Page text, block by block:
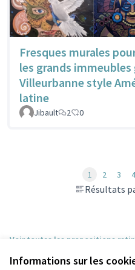
Informations sur les
Fresques murales
les grands immeubles
Villeurbanne style
latine
Jibault 2 0
Résultats
1 2 3 4
Voir toutes les propositions